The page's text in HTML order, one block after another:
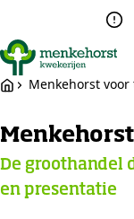
Menkehorst
De groothandel
en presentatie